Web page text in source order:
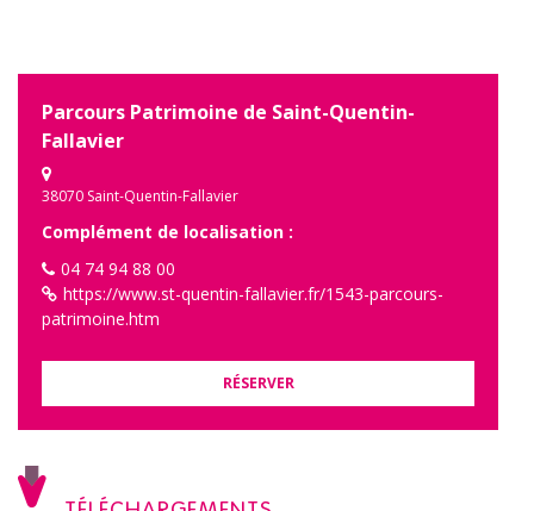
Parcours Patrimoine de Saint-Quentin-
Fallavier
38070 Saint-Quentin-Fallavier
Complément de localisation :
04 74 94 88 00
https://www.st-quentin-fallavier.fr/1543-parcours-
patrimoine.htm
RÉSERVER